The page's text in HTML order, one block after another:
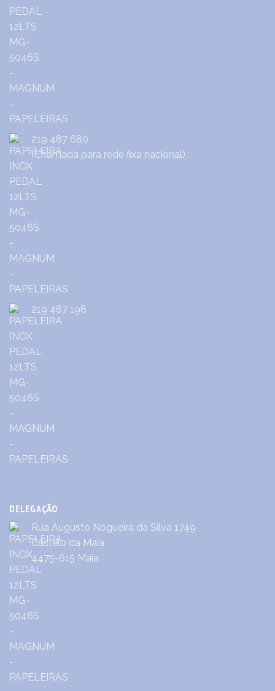
219 487 680
(Chamada para rede fixa nacional)
219 487 198
DELEGAÇÃO
Rua Augusto Nogueira da Silva 1749
Castêlo da Maia
4475-615 Maia